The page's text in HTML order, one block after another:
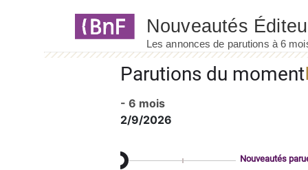
Parutions du moment
- 6 mois
2/9/2026
Nouveautés